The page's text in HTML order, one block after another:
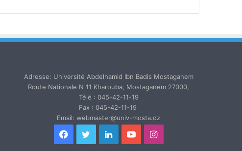
Adresse: Université Abdelhamid Ibn Badis Mostaganem
Route Nationale N 11 Kharouba, Mostaganem 27000,
Télé : 045-42-11-19
Fax : 045-42-11-19
Email: webmaster@univ-mosta.dz
Facebook
TwitterLinkedinYouTubeInstagram